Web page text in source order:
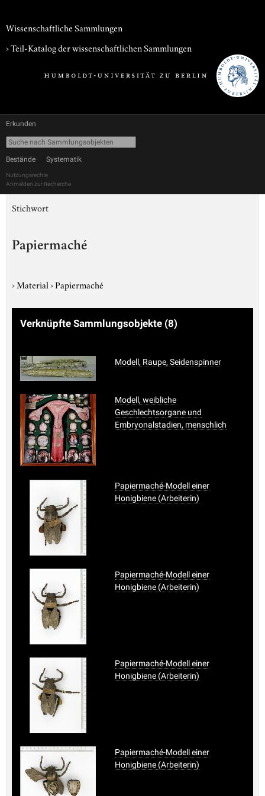
Wissenschaftliche Sammlungen
› Teil-Katalog der wissenschaftlichen Sammlungen
Erkunden
Bestände Systematik
Nutzungsrechte
Anmelden zur Recherche
Stichwort
Papiermaché
›Material›Papiermaché
Verknüpfte Sammlungsobjekte (8)
Modell, Raupe, Seidenspinner
Modell, weibliche
Geschlechtsorgane und
Embryonalstadien, menschlich
Papiermaché-Modell einer
Honigbiene (Arbeiterin)
Papiermaché-Modell einer
Honigbiene (Arbeiterin)
Papiermaché-Modell einer
Honigbiene (Arbeiterin)
Papiermaché-Modell einer
Honigbiene (Arbeiterin)